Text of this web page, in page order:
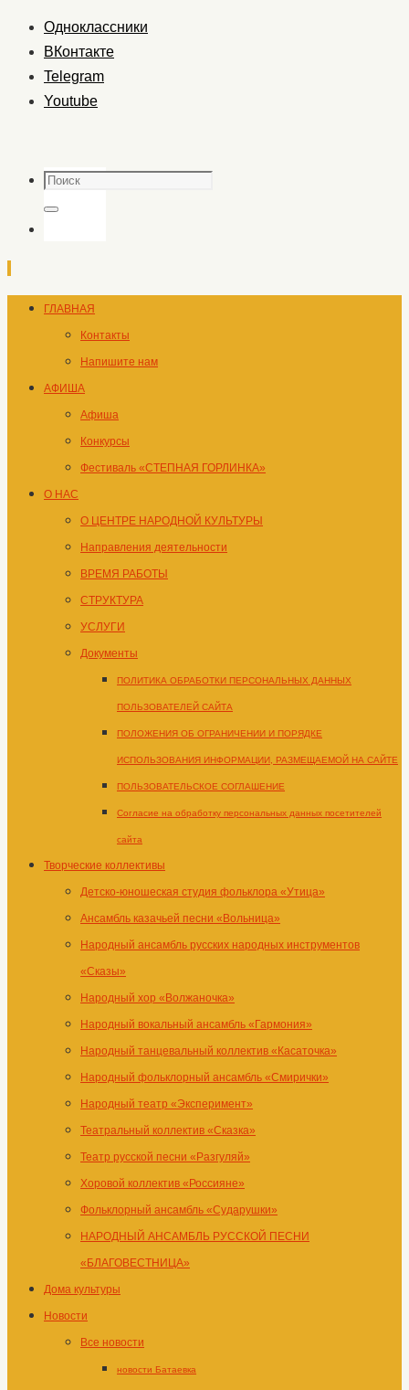
Одноклассники
ВКонтакте
Telegram
Youtube
Поиск
Поиск
Перейти
содержимому
ГЛАВНАЯ
Контакты
Напишите нам
АФИША
Афиша
Конкурсы
Фестиваль «СТЕПНАЯ ГОРЛИНКА»
О НАС
О ЦЕНТРЕ НАРОДНОЙ КУЛЬТУРЫ
Направления деятельности
ВРЕМЯ РАБОТЫ
СТРУКТУРА
УСЛУГИ
Документы
ПОЛИТИКА ОБРАБОТКИ ПЕРСОНАЛЬНЫХ ДАННЫХ
ПОЛЬЗОВАТЕЛЕЙ САЙТА
ПОЛОЖЕНИЯ ОБ ОГРАНИЧЕНИИ И ПОРЯДКЕ
ИСПОЛЬЗОВАНИЯ ИНФОРМАЦИИ, РАЗМЕЩАЕМОЙ НА САЙТЕ
ПОЛЬЗОВАТЕЛЬСКОЕ СОГЛАШЕНИЕ
Согласие на обработку персональных данных посетителей
сайта
Творческие коллективы
Детско-юношеская студия фольклора «Утица»
Ансамбль казачьей песни «Вольница»
Народный ансамбль русских народных инструментов
«Сказы»
Народный хор «Волжаночка»
Народный вокальный ансамбль «Гармония»
Народный танцевальный коллектив «Касаточка»
Народный фольклорный ансамбль «Смирички»
Народный театр «Эксперимент»
Театральный коллектив «Сказка»
Театр русской песни «Разгуляй»
Хоровой коллектив «Россияне»
Фольклорный ансамбль «Сударушки»
НАРОДНЫЙ АНСАМБЛЬ РУССКОЙ ПЕСНИ
«БЛАГОВЕСТНИЦА»
Дома культуры
Новости
Все новости
новости Батаевка